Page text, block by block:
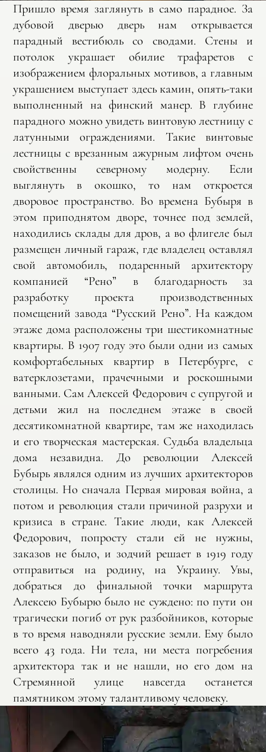
Пришло время заглянуть в само парадное. За
дубовой дверью дверь нам открывается
парадный вестибюль со сводами. Стены и
потолок украшает обилие трафаретов с
изображением флоральных мотивов, а главным
украшением выступает здесь камин, опять-таки
выполненный на финский манер. В глубине
парадного можно увидеть винтовую лестницу с
латунными ограждениями. Такие винтовые
лестницы с врезанным ажурным лифтом очень
свойственны северному модерну. Если
выглянуть в окошко, то нам откроется
дворовое пространство. Во времена Бубыря в
этом приподнятом дворе, точнее под землей,
находились склады для дров, а во флигеле был
размещен личный гараж, где владелец оставлял
свой автомобиль, подаренный архитектору
компанией “Рено” в благодарность за
разработку проекта производственных
помещений завода “Русский Рено”. На каждом
этаже дома расположены три шестикомнатные
квартиры. В 1907 году это были одни из самых
комфортабельных квартир в Петербурге, с
ватерклозетами, прачечными и роскошными
ванными. Сам Алексей Федорович с супругой и
детьми жил на последнем этаже в своей
десятикомнатной квартире, там же находилась
и его творческая мастерская. Судьба владельца
дома незавидна. До революции Алексей
Бубырь являлся одним из лучших архитекторов
столицы. Но сначала Первая мировая война, а
потом и революция стали причиной разрухи и
кризиса в стране. Такие люди, как Алексей
Федорович, попросту стали ей не нужны,
заказов не было, и зодчий решает в 1919 году
отправиться на родину, на Украину. Увы,
добраться до финальной точки маршрута
Алексею Бубырю было не суждено: по пути он
трагически погиб от рук разбойников, которые
в то время наводняли русские земли. Ему было
всего 43 года. Ни тела, ни места погребения
архитектора так и не нашли, но его дом на
Стремянной улице навсегда останется
памятником этому талантливому человеку.